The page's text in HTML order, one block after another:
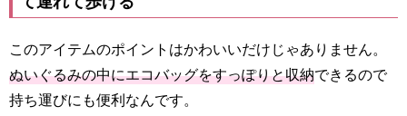
このアイテムのポイントはかわいいだけじゃありません。
ぬいぐるみの中にエコバッグをすっぽりと収納できるので
持ち運びにも便利なんです。